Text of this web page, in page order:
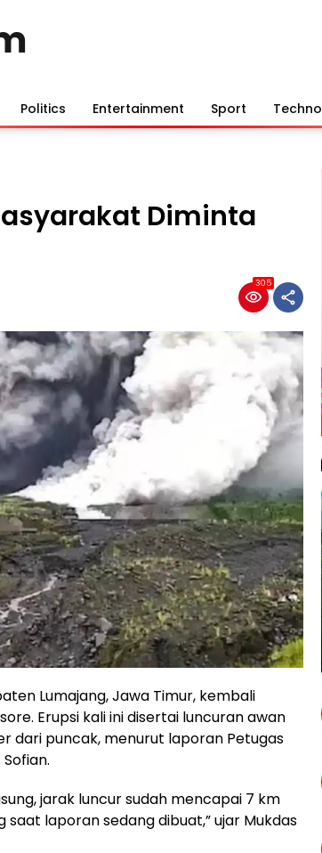
Politics Entertainment Sport Techno
Diminta
305
Lumajang, Jawa Timur, kembali
Erupsi kali ini disertai luncuran awan
dari puncak, menurut laporan Petugas
jarak luncur sudah mencapai 7 km
laporan sedang dibuat,” ujar Mukdas